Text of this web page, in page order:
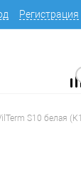
Регистрация
S10 белая